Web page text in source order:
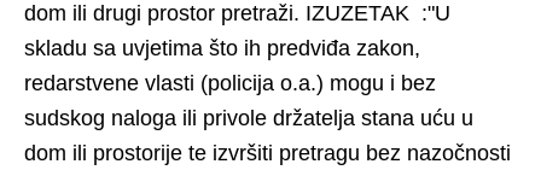
dom ili drugi prostor pretraži. IZUZETAK :"U
skladu sa uvjetima što ih predviđa zakon,
redarstvene vlasti (policija o.a.) mogu i bez
sudskog naloga ili privole držatelja stana uću u
dom ili prostorije te izvršiti pretragu bez nazočnosti